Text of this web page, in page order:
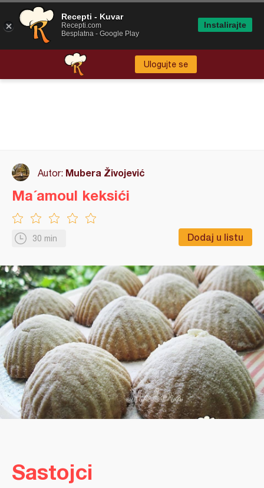
Ulogujte se
Autor: Mubera Živojević
30 min Dodaj u listu
Ma´amoul keksići
Sastojci
Recepti - Kuvar
Recepti.com
Besplatna - Google Play
Instalirajte